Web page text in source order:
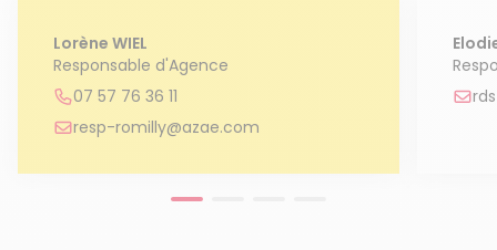
Lorène WIEL
Responsable d'Agence
07 57 76 36 11
resp-romilly@azae.com